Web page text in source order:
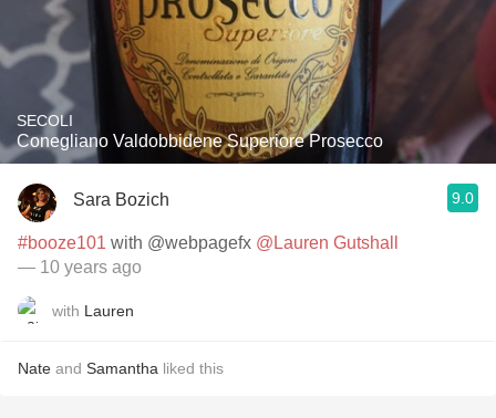
SECOLI
Conegliano Valdobbidene Superiore Prosecco
Sara Bozich 9.0
#booze101 with @webpagefx @Lauren Gutshall
— 10 years ago
with Lauren
Nate and Samantha liked this